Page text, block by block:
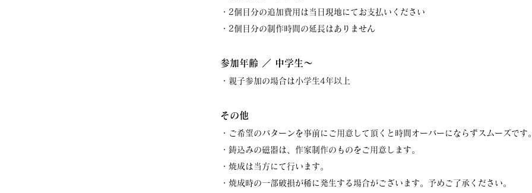
・2個目分の追加費用は当日現地にてお支払いください
・2個目分の制作時間の延長はありません
参加年齢 ／ 中学生〜
・親子参加の場合は小学生4年以上
その他
・ご希望のパターンを事前にご用意して頂くと時間オーバーにならずスムーズです
・鋳込みの磁器は、作家制作のものをご用意します。
・焼成は当方にて行います。
​・焼成時の一部破損が稀に発生する場合がございます。予めご了承ください。